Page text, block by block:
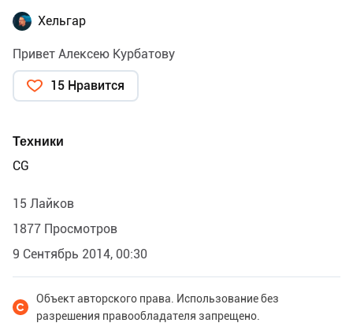
Хельгар
Привет Алексею Курбатову
15 Нравится
Техники
CG
15 Лайков
1877 Просмотров
9 Сентябрь 2014, 00:30
Объект авторского права. Использование без
разрешения правообладателя запрещено.